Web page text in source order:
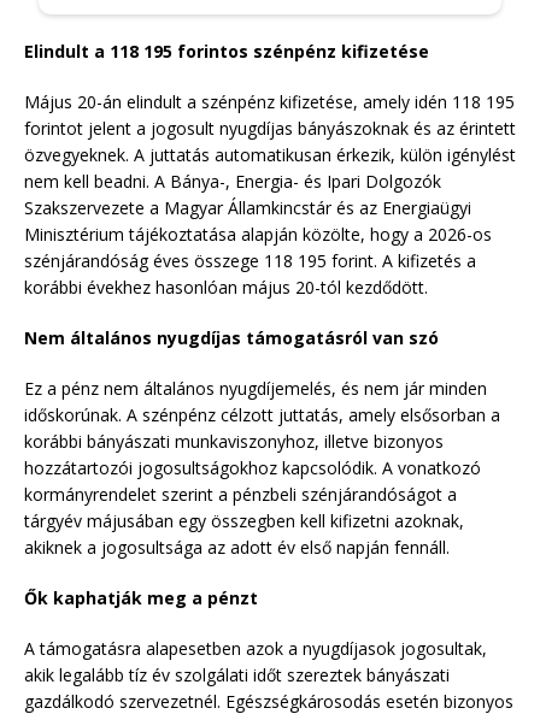
Elindult a 118 195 forintos szénpénz kifizetése
Május 20-án elindult a szénpénz kifizetése, amely idén 118 195
forintot jelent a jogosult nyugdíjas bányászoknak és az érintett
özvegyeknek. A juttatás automatikusan érkezik, külön igénylést
nem kell beadni. A Bánya-, Energia- és Ipari Dolgozók
Szakszervezete a Magyar Államkincstár és az Energiaügyi
Minisztérium tájékoztatása alapján közölte, hogy a 2026-os
szénjárandóság éves összege 118 195 forint. A kifizetés a
korábbi évekhez hasonlóan május 20-tól kezdődött.
Nem általános nyugdíjas támogatásról van szó
Ez a pénz nem általános nyugdíjemelés, és nem jár minden
időskorúnak. A szénpénz célzott juttatás, amely elsősorban a
korábbi bányászati munkaviszonyhoz, illetve bizonyos
hozzátartozói jogosultságokhoz kapcsolódik. A vonatkozó
kormányrendelet szerint a pénzbeli szénjárandóságot a
tárgyév májusában egy összegben kell kifizetni azoknak,
akiknek a jogosultsága az adott év első napján fennáll.
Ők kaphatják meg a pénzt
A támogatásra alapesetben azok a nyugdíjasok jogosultak,
akik legalább tíz év szolgálati időt szereztek bányászati
gazdálkodó szervezetnél. Egészségkárosodás esetén bizonyos